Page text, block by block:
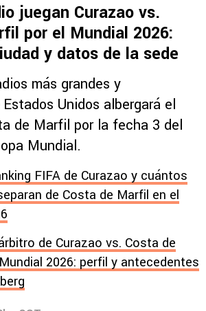
juegan Curazao vs.
por el Mundial 2026:
y datos de la sede
más grandes y
Unidos albergará el
de Marfil por la fecha 3 del
Mundial.
FIFA de Curazao y cuántos
de Costa de Marfil en el
de Curazao vs. Costa de
2026: perfil y antecedentes